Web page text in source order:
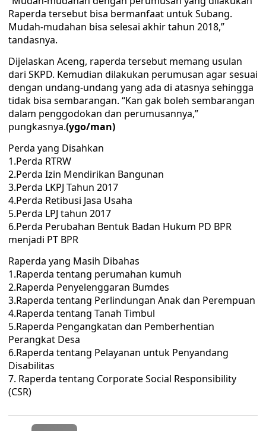
Raperda tersebut bisa bermanfaat untuk Subang.
Mudah-mudahan bisa selesai akhir tahun 2018,”
tandasnya.
Dijelaskan Aceng, raperda tersebut memang usulan
dari SKPD. Kemudian dilakukan perumusan agar sesuai
dengan undang-undang yang ada di atasnya sehingga
tidak bisa sembarangan. “Kan gak boleh sembarangan
dalam penggodokan dan perumusannya,”
pungkasnya.(ygo/man)
Perda yang Disahkan
1.Perda RTRW
2.Perda Izin Mendirikan Bangunan
3.Perda LKPJ Tahun 2017
4.Perda Retibusi Jasa Usaha
5.Perda LPJ tahun 2017
6.Perda Perubahan Bentuk Badan Hukum PD BPR
menjadi PT BPR
Raperda yang Masih Dibahas
1.Raperda tentang perumahan kumuh
2.Raperda Penyelenggaran Bumdes
3.Raperda tentang Perlindungan Anak dan Perempuan
4.Raperda tentang Tanah Timbul
5.Raperda Pengangkatan dan Pemberhentian
Perangkat Desa
6.Raperda tentang Pelayanan untuk Penyandang
Disabilitas
7. Raperda tentang Corporate Social Responsibility
(CSR)